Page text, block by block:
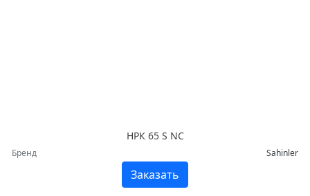
HРК 65 S NC
Бренд Sahinler
Заказать